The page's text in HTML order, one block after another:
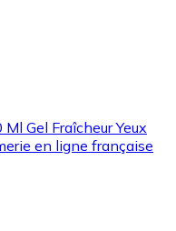
Gel Fraîcheur Yeux
en ligne française